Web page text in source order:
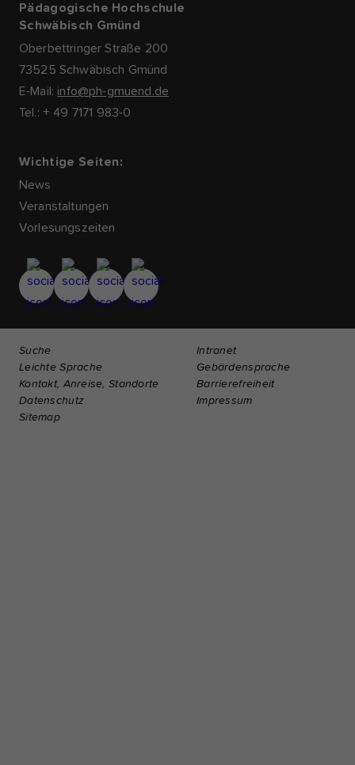
Pädagogische Hochschule
Schwäbisch Gmünd
Oberbettringer Straße 200
73525 Schwäbisch Gmünd
E-Mail: info@ph-gmuend.de
Tel.: + 49 7171 983-0
Wichtige Seiten:
News
Veranstaltungen
Vorlesungszeiten
Suche
Intranet
Leichte Sprache
Gebärdensprache
Kontakt, Anreise, Standorte
Barrierefreiheit
Datenschutz
Impressum
Sitemap